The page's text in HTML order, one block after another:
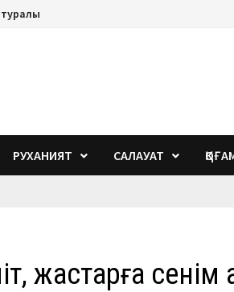
туралы
РУХАНИЯТ САЛАУАТ
жастарға